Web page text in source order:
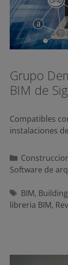
Grupo
BIM de
Compatibles
instalaciones
Categorías
Software de
Etiquetas
BIM,
libreria BIM,